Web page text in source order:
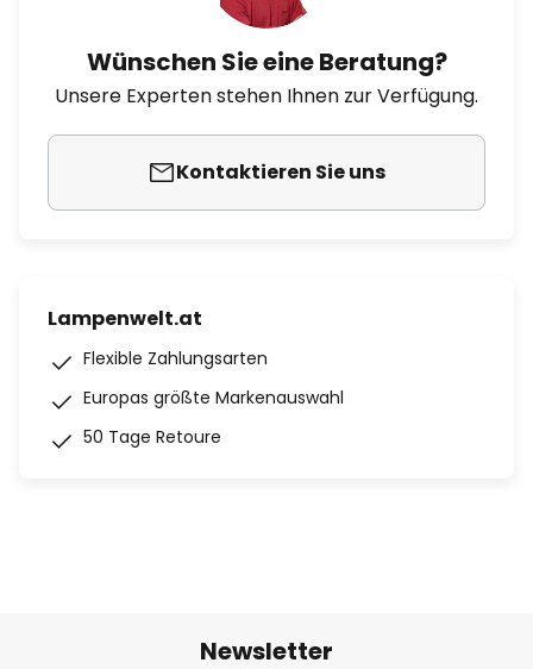
Wünschen Sie eine Beratung?
Unsere Experten stehen Ihnen zur Verfügung.
Kontaktieren Sie uns
Lampenwelt.at
Flexible Zahlungsarten
Europas größte Markenauswahl
50 Tage Retoure
Newsletter